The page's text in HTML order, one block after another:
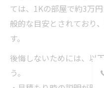
ては、1Kの部屋で約3万
般的な目安とされており
す。
後悔しないためには、以
う。